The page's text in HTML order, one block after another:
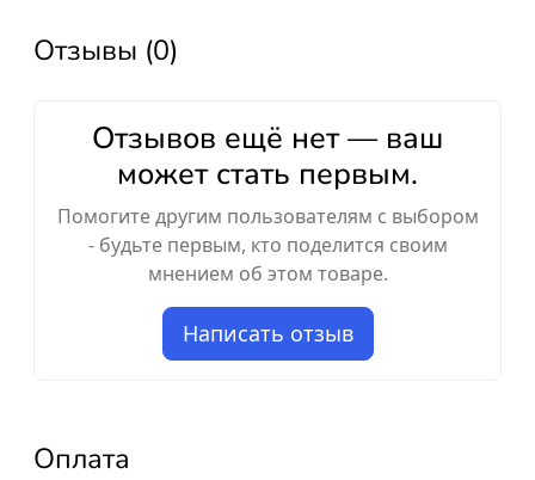
Отзывы (0)
Отзывов ещё нет — ваш
может стать первым.
Помогите другим пользователям с выбором
- будьте первым, кто поделится своим
мнением об этом товаре.
Написать отзыв
Оплата